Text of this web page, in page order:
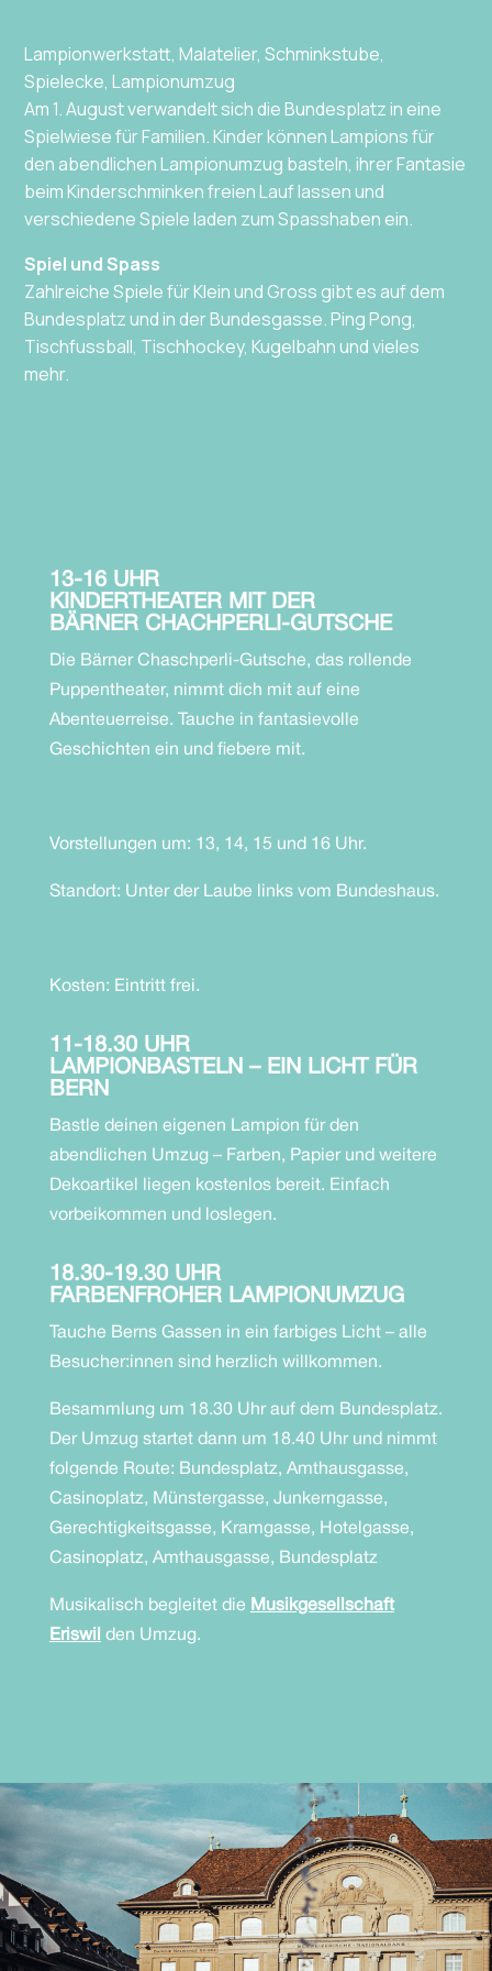
Lampionwerkstatt, Malatelier, Schminkstube,
Spielecke, Lampionumzug
Am 1. August verwandelt sich die Bundesplatz in eine
Spielwiese für Familien. Kinder können Lampions für
den abendlichen Lampionumzug basteln, ihrer Fantasie
beim Kinderschminken freien Lauf lassen und
verschiedene Spiele laden zum Spasshaben ein.
Spiel und Spass
Zahlreiche Spiele für Klein und Gross gibt es auf dem
Bundesplatz und in der Bundesgasse. Ping Pong,
Tischfussball, Tischhockey, Kugelbahn und vieles
mehr.
13-16 UHR
KINDERTHEATER MIT DER
BÄRNER CHACHPERLI-GUTSCHE
Die Bärner Chaschperli-Gutsche, das rollende
Puppentheater, nimmt dich mit auf eine
Abenteuerreise. Tauche in fantasievolle
Geschichten ein und fiebere mit.
Vorstellungen um: 13, 14, 15 und 16 Uhr.
Standort: Unter der Laube links vom Bundeshaus.
Kosten: Eintritt frei.
11-18.30 UHR
LAMPIONBASTELN – EIN LICHT FÜR
BERN
Bastle deinen eigenen Lampion für den
abendlichen Umzug – Farben, Papier und weitere
Dekoartikel liegen kostenlos bereit. Einfach
vorbeikommen und loslegen.​
18.30-19.30 UHR
FARBENFROHER LAMPIONUMZUG
Tauche Berns Gassen in ein farbiges Licht – alle
Besucher:innen sind herzlich willkommen.
Besammlung um 18.30 Uhr auf dem Bundesplatz.
Der Umzug startet dann um 18.40 Uhr und nimmt
folgende Route: Bundesplatz, Amthausgasse,
Casinoplatz, Münstergasse, Junkerngasse,
Gerechtigkeitsgasse, Kramgasse, Hotelgasse,
Casinoplatz, Amthausgasse, Bundesplatz
Musikalisch begleitet die Musikgesellschaft
Eriswil
den Umzug.